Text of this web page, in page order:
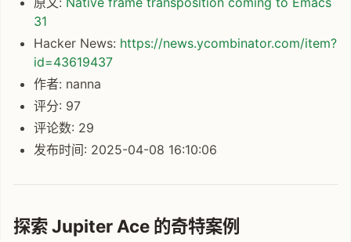
31
Hacker News: https://news.ycombinator.com/item?
id=43619437
作者: nanna
评分: 97
评论数: 29
发布时间: 2025-04-08 16:10:06
探索 Jupiter Ace 的奇特案例